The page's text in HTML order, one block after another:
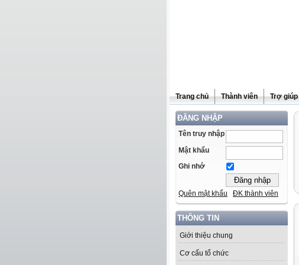
Trang chủ Thành viên Trợ giúp
ĐĂNG NHẬP
Tên truy nhập
Mật khẩu
Ghi nhớ
Quên mật khẩu ĐK thành viên
THÔNG TIN
Giới thiệu chung
Cơ cấu tổ chức